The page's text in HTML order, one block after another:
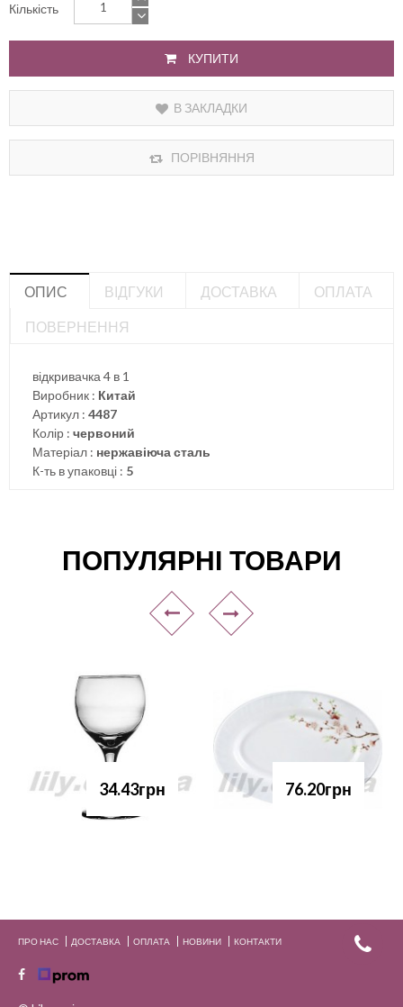
Кількість
КУПИТИ
В ЗАКЛАДКИ
ПОРІВНЯННЯ
ОПИС ВІДГУКИ ДОСТАВКА
ОПЛАТА
ПОВЕРНЕННЯ
відкривачка 4 в 1
Виробник : Китай
Артикул : 4487
Колір : червоний
Матеріал : нержавіюча сталь
К-ть в упаковці : 5
ПОПУЛЯРНІ ТОВАРИ
34.43грн 76.20грн
ПРО НАС ДОСТАВКА ОПЛАТА НОВИНИ КОНТАКТИ